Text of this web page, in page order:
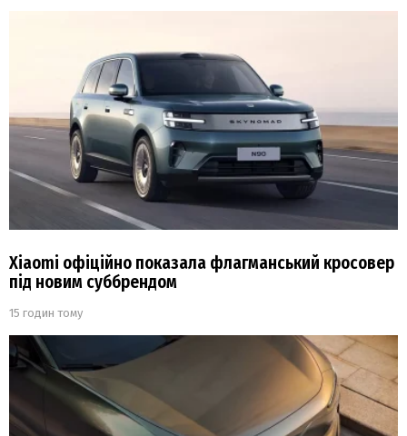
Xiaomi офіційно показала флагманський кросовер
під новим суббрендом
15 годин тому